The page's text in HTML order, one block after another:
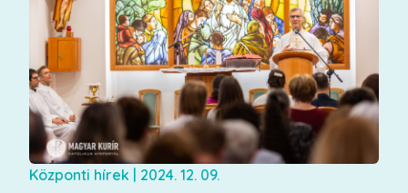
Központi hírek 2024. 12. 09.